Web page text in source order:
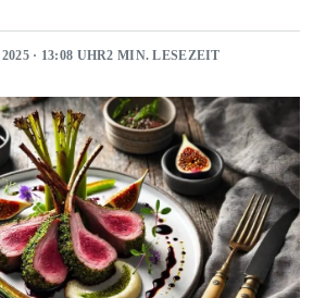
· 13:08 UHR2 MIN. LESEZEIT